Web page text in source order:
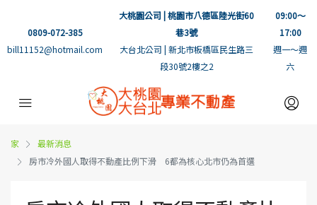
0809-072-385
bill11152@hotmail.com
大桃園公司 | 桃園市八德區陸光街60
巷3號
大台北公司 | 新北市板橋區民生路三
段30號2樓之2
09:00～
17:00
週一～週
六
家
最新消息
房市冷外國人取得不動產比例下滑 6都為核心北市仍為首選